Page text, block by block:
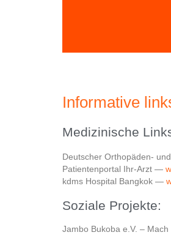
Informative
Medizinische
Deutscher Orthopäden-
Patientenportal Ihr-Arzt —
kdms Hospital Bangkok —
Soziale Projekte:
Jambo Bukoba e.V. –